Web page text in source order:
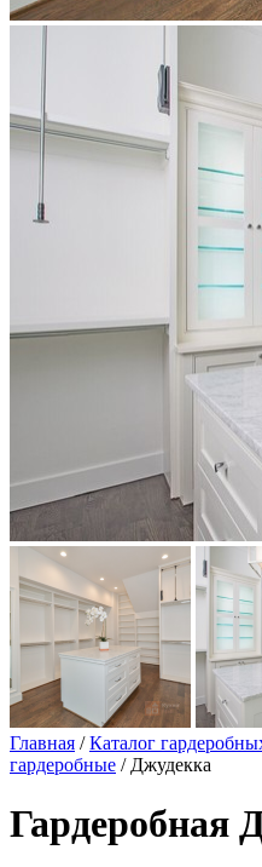
Главная /Каталог
гардеробные / Джудекка
Гардеробная